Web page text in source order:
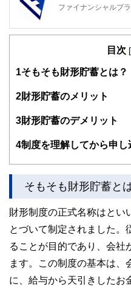
ファイナンシャルプ
FinancialField編集部
知識がない方でも理
得者を中心に「お金
験者で構成され、企
護士、税理士、宅地
かしく感じられる年
をわかりやすく発信
執筆者・監修者によ
やすさはもちろんの
な情報発信を実現して
コンシェルジュを目
目次 [
1そもそも財形貯蓄とは？
2財形貯蓄のメリット
3財形貯蓄のデメリット
4制度を理解してから申し
そもそも財形貯蓄と
財形制度の正式名称はとい
とづいて制定されました。
ることが目的であり、会社
ます。この制度の基本は、
に、給与から天引きしたお